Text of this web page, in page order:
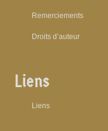
Remerciements
Droits d’auteur
Liens
Liens